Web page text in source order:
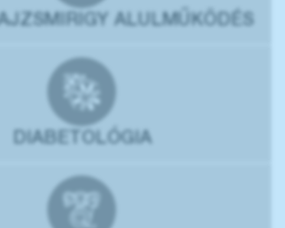
ALULMŰKÖDÉS
DIABETOLÓGIA